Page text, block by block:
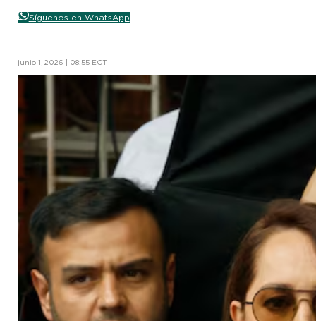
Síguenos en WhatsApp
junio 1, 2026 | 08:55 ECT